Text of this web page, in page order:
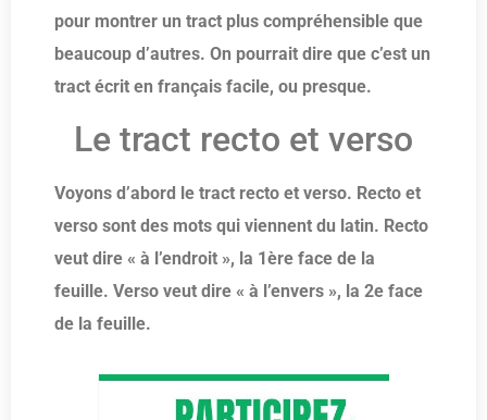
pour montrer un tract plus compréhensible que
beaucoup d’autres. On pourrait dire que c’est un
tract écrit en français facile, ou presque.
Le tract recto et verso
Voyons d’abord le tract recto et verso. Recto et
verso sont des mots qui viennent du latin. Recto
veut dire « à l’endroit », la 1ère face de la
feuille. Verso veut dire « à l’envers », la 2e face
de la feuille.